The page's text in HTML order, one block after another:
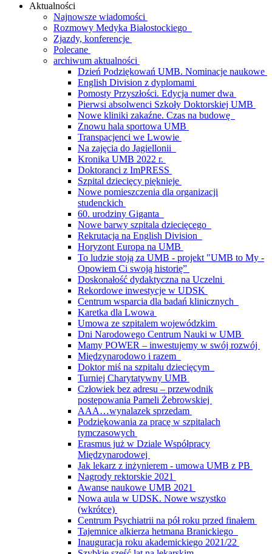
Aktualności
Najnowsze wiadomości
Rozmowy Medyka Białostockiego
Zjazdy, konferencje
Polecane
archiwum aktualności
Dzień Podziękowań UMB. Nominacje naukowe
English Division z dyplomami
Pomosty Przyszłości. Edycja numer dwa
Pierwsi absolwenci Szkoły Doktorskiej UMB
Nowe kliniki zakaźne. Czas na budowę
Znowu hala sportowa UMB
Transpacjenci we Lwowie
Na zajęcia do Jagiellonii
Kronika UMB 2022 r.
Doktoranci z ImPRESS
Szpital dziecięcy pięknieje
Nowe pomieszczenia dla organizacji
studenckich
60. urodziny Giganta
Nowe barwy szpitala dziecięcego
Rekrutacja na English Division
Horyzont Europa na UMB
To ludzie stoją za UMB - projekt "UMB to My -
Opowiem Ci swoją historię”
Doskonałość dydaktyczna na Uczelni
Rekordowe inwestycje w UDSK
Centrum wsparcia dla badań klinicznych
Karetka dla Lwowa
Umowa ze szpitalem wojewódzkim
Dni Narodowego Centrum Nauki w UMB
Mamy POWER – inwestujemy w swój rozwój
Międzynarodowo i razem
Doktor miś na szpitalu dziecięcym
Turniej Charytatywny UMB
Człowiek bez adresu – przewodnik
postępowania Pameli Żebrowskiej
AAA…wynalazek sprzedam
Podziękowania za pracę w szpitalach
tymczasowych
Erasmus już w Dziale Współpracy
Międzynarodowej
Jak lekarz z inżynierem - umowa UMB z PB
Nagrody rektorskie 2021
Awanse naukowe UMB 2021
Nowa aula w UDSK. Nowe wszystko
(wkrótce)
Centrum Psychiatrii na pół roku przed finałem
Tajemnice alkierza hetmana Branickiego
Inauguracja roku akademickiego 2021/22